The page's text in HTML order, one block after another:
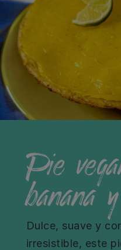
Pie
banana
Dulce, suave y
irresistible, este